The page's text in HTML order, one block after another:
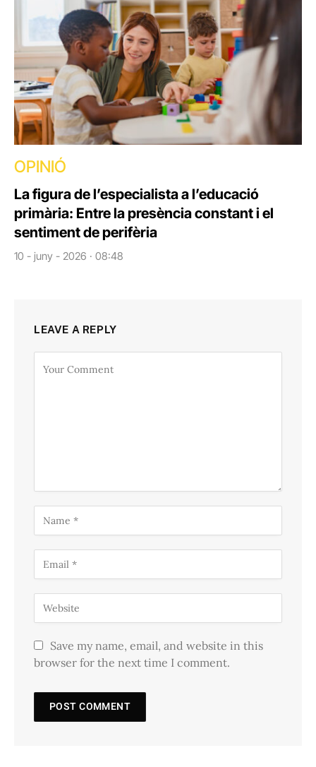
OPINIÓ
La figura de l’especialista a l’educació
primària: Entre la presència constant i el
sentiment de perifèria
10 - juny - 2026 · 08:48
LEAVE A REPLY
Save my name, email, and website in this
browser for the next time I comment.